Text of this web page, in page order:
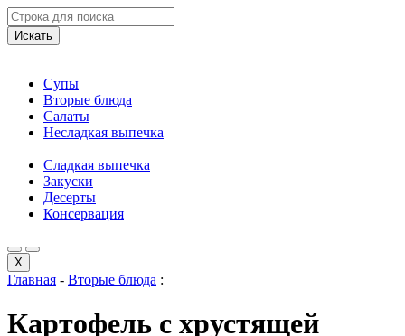
Искать
Супы
Вторые блюда
Салаты
Несладкая выпечка
Сладкая выпечка
Закуски
Десерты
Консервация
X
Главная - Вторые блюда :
Картофель с хрустящей